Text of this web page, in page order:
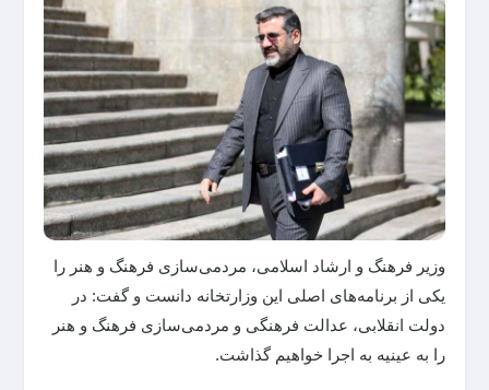
وزیر فرهنگ و ارشاد اسلامی، مردمی‌سازی فرهنگ و هنر را
یکی از برنامه‌های اصلی این وزارتخانه دانست و گفت: در
دولت انقلابی، عدالت فرهنگی و مردمی‌سازی فرهنگ و هنر
را به عینیه به اجرا خواهیم گذاشت.